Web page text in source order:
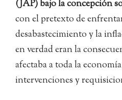
(JAP) bajo la concepción
con el pretexto de
desabastecimiento y la
en verdad eran la
afectaba a toda la
intervenciones y